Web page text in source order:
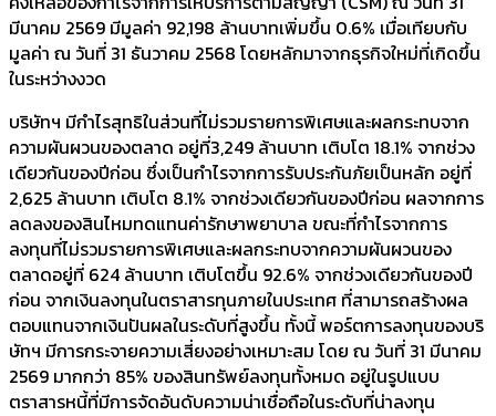
มีนาคม 2569 มีมูลค่า 92,198 ล้านบาทเพิ่มขึ้น 0.6% เมื่อเทียบกับ
มูลค่า ณ วันที่ 31 ธันวาคม 2568 โดยหลักมาจากธุรกิจใหม่ที่เกิดขึ้น
ในระหว่างงวด
บริษัทฯ มีกำไรสุทธิในส่วนที่ไม่รวมรายการพิเศษและผลกระทบจาก
ความผันผวนของตลาด อยู่ที่3,249 ล้านบาท เติบโต 18.1% จากช่วง
เดียวกันของปีก่อน ซึ่งเป็นกำไรจากการรับประกันภัยเป็นหลัก อยู่ที่
2,625 ล้านบาท เติบโต 8.1% จากช่วงเดียวกันของปีก่อน ผลจากการ
ลดลงของสินไหมทดแทนค่ารักษาพยาบาล ขณะที่กำไรจากการ
ลงทุนที่ไม่รวมรายการพิเศษและผลกระทบจากความผันผวนของ
ตลาดอยู่ที่ 624 ล้านบาท เติบโตขึ้น 92.6% จากช่วงเดียวกันของปี
ก่อน จากเงินลงทุนในตราสารทุนภายในประเทศ ที่สามารถสร้างผล
ตอบแทนจากเงินปันผลในระดับที่สูงขึ้น ทั้งนี้ พอร์ตการลงทุนของบริ
ษัทฯ มีการกระจายความเสี่ยงอย่างเหมาะสม โดย ณ วันที่ 31 มีนาคม
2569 มากกว่า 85% ของสินทรัพย์ลงทุนทั้งหมด อยู่ในรูปแบบ
ตราสารหนี้ที่มีการจัดอันดับความน่าเชื่อถือในระดับที่น่าลงทุน